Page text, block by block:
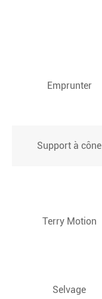
Emprunter
Support à cône
Terry Motion
Selvage